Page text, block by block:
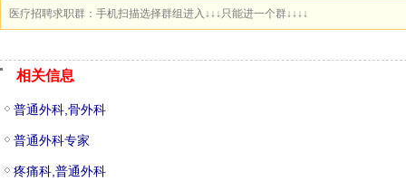
医疗招聘求职群：手机扫描选择群组进入↓↓↓只能进一个群↓↓↓↓
相关信息
普通外科,骨外科
普通外科专家
疼痛科,普通外科